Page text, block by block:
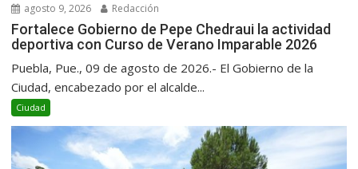
agosto 9, 2026 Redacción
Fortalece Gobierno de Pepe Chedraui la actividad
deportiva con Curso de Verano Imparable 2026
Puebla, Pue., 09 de agosto de 2026.- El Gobierno de la
Ciudad, encabezado por el alcalde...
Ciudad